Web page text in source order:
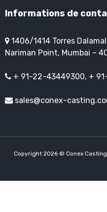
Informations de
1406/1414 Torres
Nariman Point, Mumbai –
+ 91-22-43449300, +
sales@conex-
Copyright 2026 © Conex